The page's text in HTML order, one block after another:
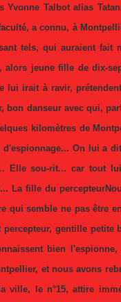
Yvonne Talbot alias
a connu, à
tels, qui auraient fait
jeune fille de dix-
irait à ravir,
danseur avec qui,
kilomètres de
On lui a
Elle sou-rit... car tout
La fille du
qui semble ne pas être
gentille
bien
et nous avons
ville, le n°15, attire